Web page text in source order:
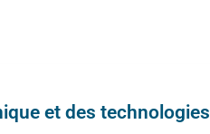
et des technologies